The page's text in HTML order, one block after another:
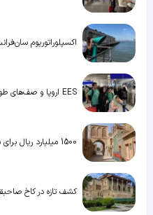
اکسپلوراتوریوم
EES اروپا و صف‌های طولانی مرزی
1500 میلیارد ریال برای مرمت بافت تاریخی دزفول
کشف تازه در کاخ